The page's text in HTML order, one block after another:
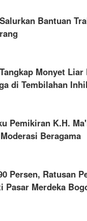
Bantuan
Monyet Liar
di Tembilahan Inhil
Pemikiran K.H.
Beragama
Persen, Ratusan
Pasar Merdeka